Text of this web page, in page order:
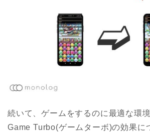
続いて、ゲームをするのに最適な環
Game Turbo(ゲームターボ)の効果に